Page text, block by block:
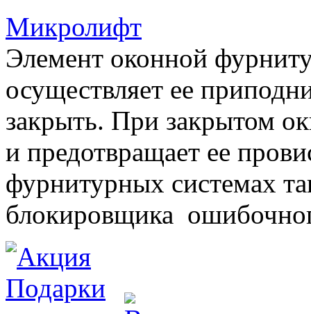
Микролифт
Элемент оконной
осуществляет ее
закрыть. При закрытом
и предотвращает ее
фурнитурных системах
блокировщика